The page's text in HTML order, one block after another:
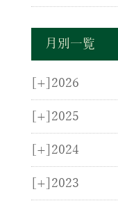
月別一覧
[+] 2026
[+] 2025
[+] 2024
[+] 2023